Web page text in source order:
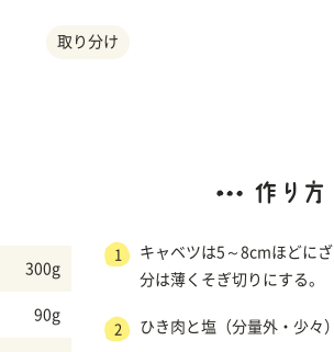
取り分け
300g
90g
1
キャベツは5～8cmほどに
分は薄くそぎ切りにする。
2 ひき肉と塩（分量外・少々